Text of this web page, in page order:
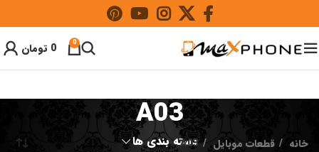
0
0 تومان
A03
دسته بندی ها خانه قطعات موبایل A03